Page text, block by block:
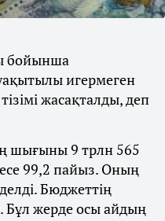
бойынша
игермеген
жасақталды, деп
шығыны 9 трлн 565
99,2 пайыз. Оның
Бюджеттің
Бұл жерде осы айдың